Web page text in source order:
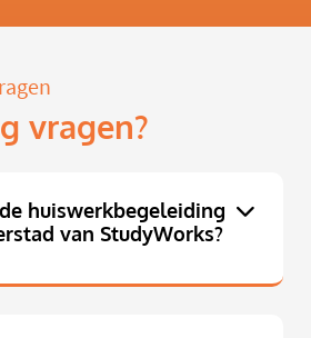
vragen?
huiswerkbegeleiding
van StudyWorks?